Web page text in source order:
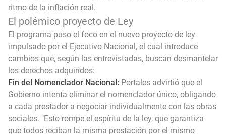
ritmo de la inflación real.
El polémico proyecto de Ley
El programa puso el foco en el nuevo proyecto de ley
impulsado por el Ejecutivo Nacional, el cual introduce
cambios que, según las entrevistadas, buscan desmantelar
los derechos adquiridos:
Fin del Nomenclador Nacional: Portales advirtió que el
Gobierno intenta eliminar el nomenclador único, obligando
a cada prestador a negociar individualmente con las obras
sociales. "Esto rompe el espíritu de la ley, que garantiza
que todos reciban la misma prestación por el mismo